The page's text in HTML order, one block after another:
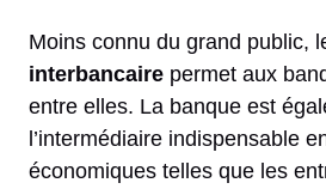
Moins connu du grand public,
interbancaire permet aux
entre elles. La banque est
l’intermédiaire indispensable
économiques telles que les